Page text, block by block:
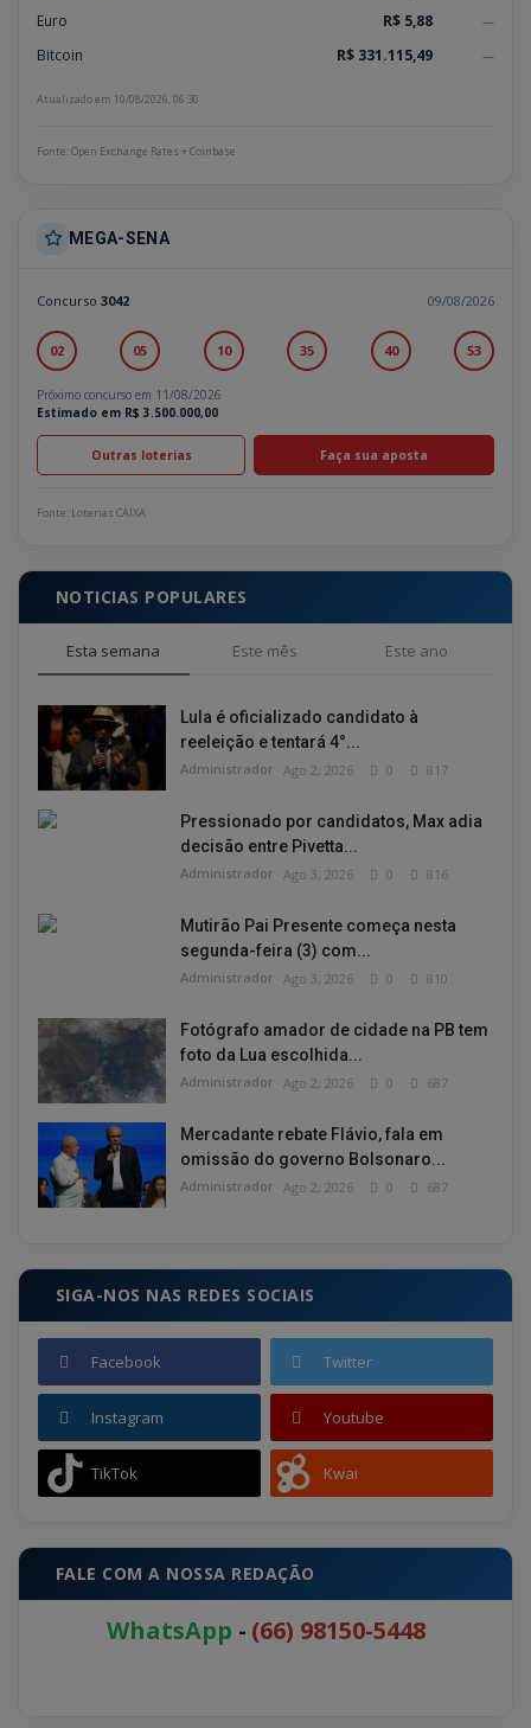
Euro R$ 5,88 —
Bitcoin R$ 331.115,49 —
Atualizado em 10/08/2026, 06:30
Fonte: Open Exchange Rates + Coinbase
MEGA-SENA
Concurso 3042 09/08/2026
02 05 10 35 40 53
Próximo concurso em 11/08/2026
Estimado em R$ 3.500.000,00
Outras loterias Faça sua aposta
Fonte: Loterias CAIXA
NOTICIAS POPULARES
Esta semana Este mês Este ano
Lula é oficializado candidato à
reeleição e tentará 4°...
Administrador Ago 2, 2026 0 817
Pressionado por candidatos, Max adia
decisão entre Pivetta...
Administrador Ago 3, 2026 0 816
Mutirão Pai Presente começa nesta
segunda-feira (3) com...
Administrador Ago 3, 2026 0 810
Fotógrafo amador de cidade na PB tem
foto da Lua escolhida...
Administrador Ago 2, 2026 0 687
Mercadante rebate Flávio, fala em
omissão do governo Bolsonaro...
Administrador Ago 2, 2026 0 687
SIGA-NOS NAS REDES SOCIAIS
Facebook Twitter
Instagram Youtube
TikTok Kwai
FALE COM A NOSSA REDAÇÃO
WhatsApp - (66) 98150-5448